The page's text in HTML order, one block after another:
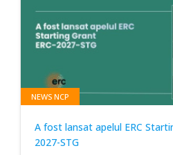
NEWS NCP
A fost lansat apelul ERC
2027-STG